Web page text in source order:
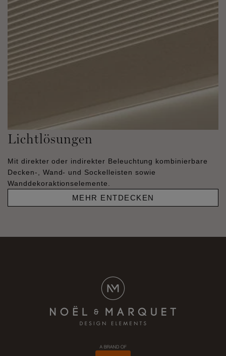
Lichtlösungen
Mit direkter oder indirekter Beleuchtung kombinierbare
Decken-, Wand- und Sockelleisten sowie
Wanddekoraktionselemente.
MEHR ENTDECKEN